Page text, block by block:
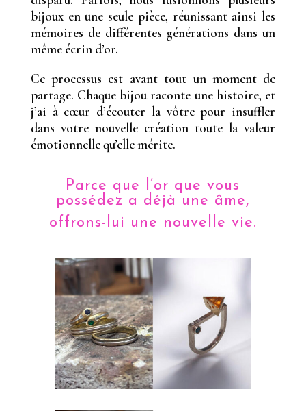
bijoux en une seule pièce, réunissant ainsi les
mémoires de différentes générations dans un
même écrin d’or.
Ce processus est avant tout un moment de
partage. Chaque bijou raconte une histoire, et
j’ai à cœur d’écouter la vôtre pour insuffler
dans votre nouvelle création toute la valeur
émotionnelle qu’elle mérite.
Parce que l’or que vous
possédez a déjà une âme,
offrons-lui une nouvelle vie.